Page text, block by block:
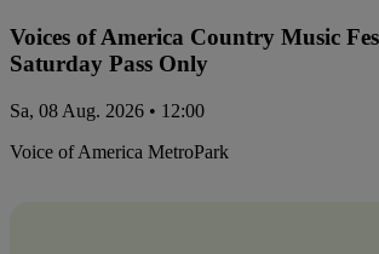
Voices of America Country Music
Saturday Pass Only
Sa, 08 Aug. 2026 • 12:00
Voice of America MetroPark